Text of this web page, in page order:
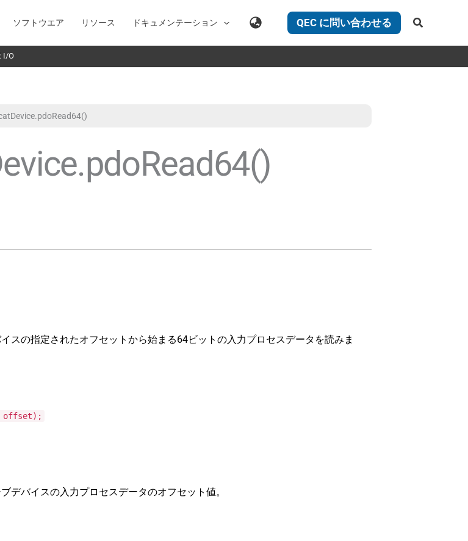
ソフトウエア リソース ドキュメンテーション QEC に問い合わせる
検
I/O
スの指定されたオフセットから始まる64ビットの入力プロセスデータを読みま
offset);
デバイスの入力プロセスデータのオフセット値。